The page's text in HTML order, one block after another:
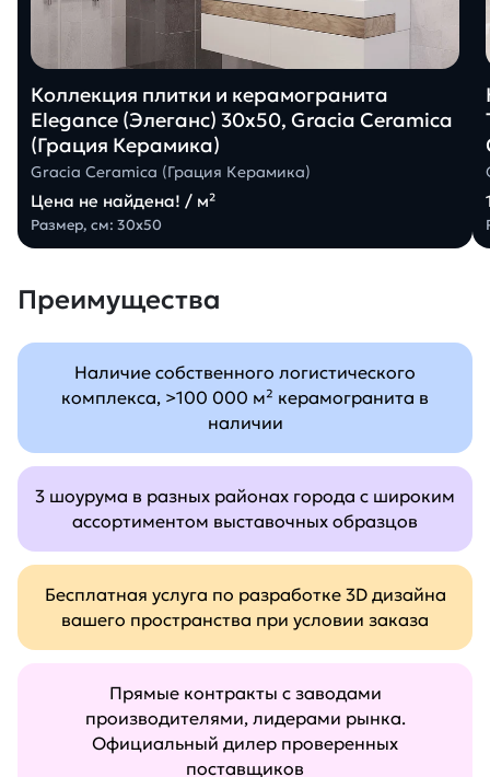
Коллекция плитки и керамогранита
Elegance (Элеганс) 30х50, Gracia Ceramica
(Грация Керамика)
Gracia Ceramica (Грация Керамика)
Цена не найдена! / м²
Размер, см: 30х50
Преимущества
Наличие собственного логистического
комплекса, >100 000 м² керамогранита в
наличии
3 шоурума в разных районах города с широким
ассортиментом выставочных образцов
Бесплатная услуга по разработке 3D дизайна
вашего пространства при условии заказа
Прямые контракты с заводами
производителями, лидерами рынка.
Официальный дилер проверенных
поставщиков